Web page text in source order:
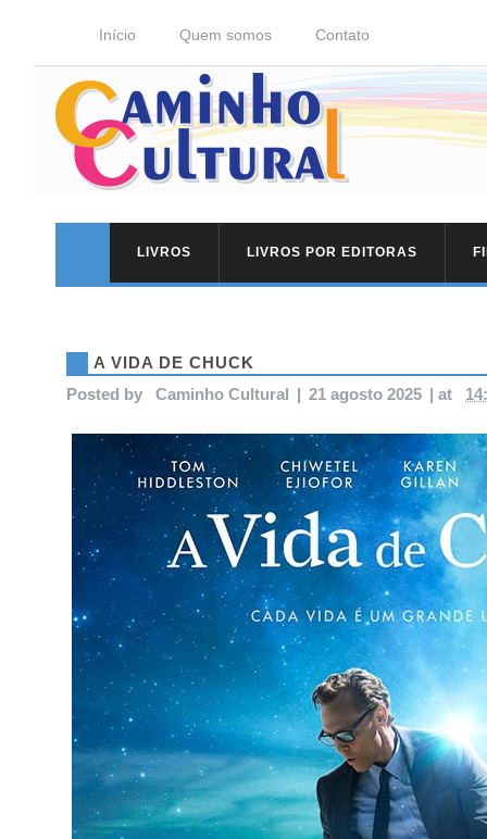
Início Quem somos Contato
LIVROS LIVROS POR EDITORAS
A VIDA DE CHUCK
Posted by
Caminho Cultural | 21 agosto 2025 | at